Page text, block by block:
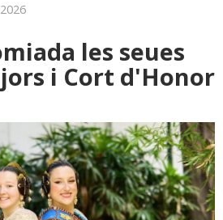
les seues
i Cort d'Honor